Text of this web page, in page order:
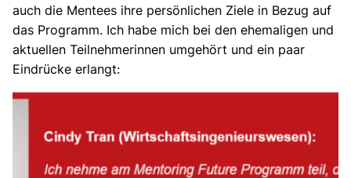
auch die Mentees ihre persönlichen Ziele in Bezug auf
das Programm. Ich habe mich bei den ehemaligen und
aktuellen Teilnehmerinnen umgehört und ein paar
Eindrücke erlangt: